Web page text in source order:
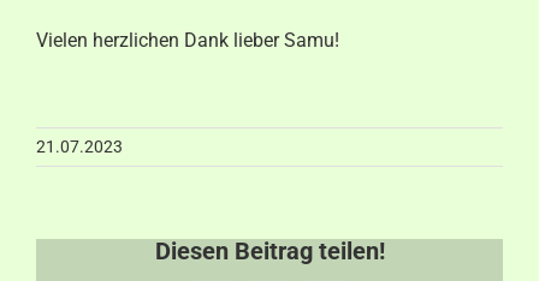
Vielen herzlichen Dank lieber Samu!
21.07.2023
Diesen Beitrag teilen!